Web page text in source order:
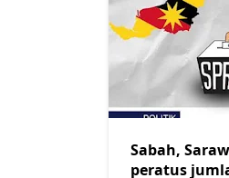
Sabah,
peratus